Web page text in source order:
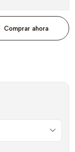
Comprar ahora